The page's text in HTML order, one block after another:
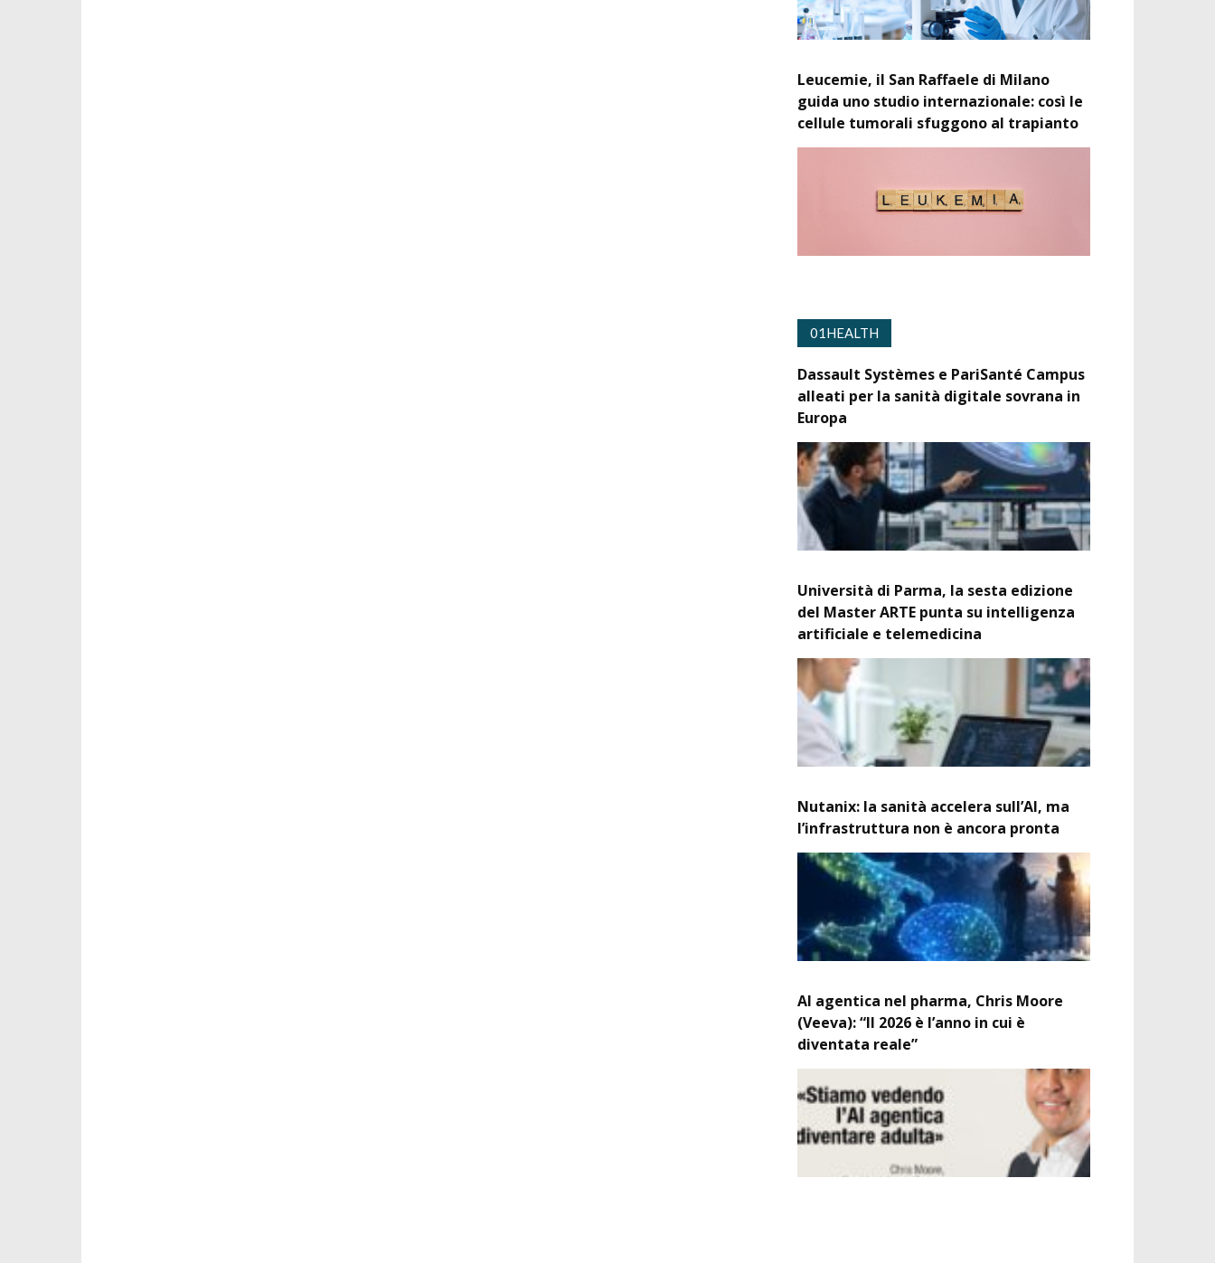
Leucemie, il San Raffaele di Milano
guida uno studio internazionale: così le
cellule tumorali sfuggono al trapianto
01HEALTH
Dassault Systèmes e PariSanté Campus
alleati per la sanità digitale sovrana in
Europa
Università di Parma, la sesta edizione
del Master ARTE punta su intelligenza
artificiale e telemedicina
Nutanix: la sanità accelera sull’AI, ma
l’infrastruttura non è ancora pronta
AI agentica nel pharma, Chris Moore
(Veeva): “Il 2026 è l’anno in cui è
diventata reale”